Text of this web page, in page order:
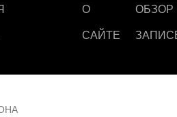
О
САЙТЕ
ОБЗОР